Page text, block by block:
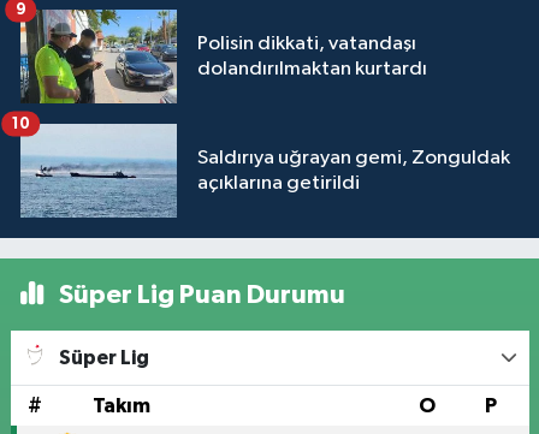
Polisin dikkati, vatandaşı
dolandırılmaktan kurtardı
9
Saldırıya uğrayan gemi, Zonguldak
açıklarına getirildi
10
Süper Lig Puan Durumu
Süper Lig
# Takım O P